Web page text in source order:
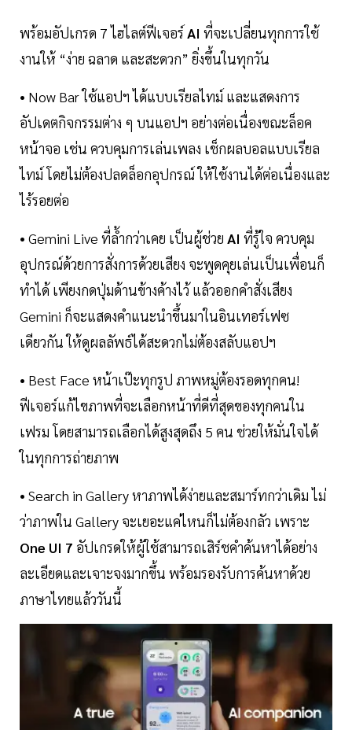
พร้อมอัปเกรด 7 ไฮไลต์ฟีเจอร์ AI ที่จะเปลี่ยนทุกการใช้
งานให้ “ง่าย ฉลาด และสะดวก” ยิ่งขึ้นในทุกวัน
• Now Bar ใช้แอปฯ ได้แบบเรียลไทม์ และแสดงการ
อัปเดตกิจกรรมต่าง ๆ บนแอปฯ อย่างต่อเนื่องขณะล็อค
หน้าจอ เช่น ควบคุมการเล่นเพลง เช็กผลบอลแบบเรียล
ไทม์ โดยไม่ต้องปลดล็อกอุปกรณ์ ให้ใช้งานได้ต่อเนื่องและ
ไร้รอยต่อ
• Gemini Live ที่ล้ำกว่าเคย เป็นผู้ช่วย AI ที่รู้ใจ ควบคุม
อุปกรณ์ด้วยการสั่งการด้วยเสียง จะพูดคุยเล่นเป็นเพื่อนก็
ทำได้ เพียงกดปุ่มด้านข้างค้างไว้ แล้วออกคำสั่งเสียง
Gemini ก็จะแสดงคำแนะนำขึ้นมาในอินเทอร์เฟซ
เดียวกัน ให้ดูผลลัพธ์ได้สะดวกไม่ต้องสลับแอปฯ
• Best Face หน้าเป๊ะทุกรูป ภาพหมู่ต้องรอดทุกคน!
ฟีเจอร์แก้ไขภาพที่จะเลือกหน้าที่ดีที่สุดของทุกคนใน
เฟรม โดยสามารถเลือกได้สูงสุดถึง 5 คน ช่วยให้มั่นใจได้
ในทุกการถ่ายภาพ
• Search in Gallery หาภาพได้ง่ายและสมาร์ทกว่าเดิม ไม่
ว่าภาพใน Gallery จะเยอะแค่ไหนก็ไม่ต้องกลัว เพราะ
One UI 7 อัปเกรดให้ผู้ใช้สามารถเสิร์ชคำค้นหาได้อย่าง
ละเอียดและเจาะจงมากขึ้น พร้อมรองรับการค้นหาด้วย
ภาษาไทยแล้ววันนี้